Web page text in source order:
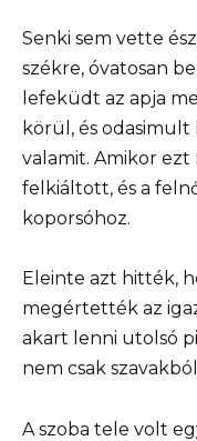
Senki sem vette
székre, óvatosan
lefeküdt az apja
körül, és
valamit. Amikor
felkiáltott, és a
koporsóhoz.
Eleinte azt hitték,
megértették az
akart lenni utolsó
nem csak
A szoba tele volt